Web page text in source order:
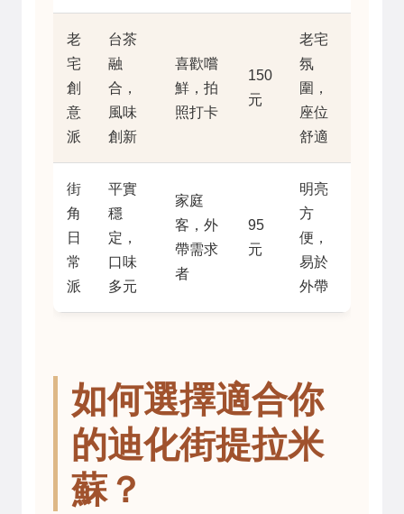
老
宅
創
意
派
台茶
融
合，
風味
創新
喜歡嚐
鮮，拍
照打卡
150
元
老宅
氛
圍，
座位
舒適
街
角
日
常
派
平實
穩
定，
口味
多元
家庭
客，外
帶需求
者
95
元
明亮
方
便，
易於
外帶
如何選擇適合你
的迪化街提拉米
蘇？